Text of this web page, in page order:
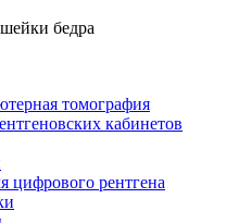
бедра
томография
кабинетов
цифрового рентгена